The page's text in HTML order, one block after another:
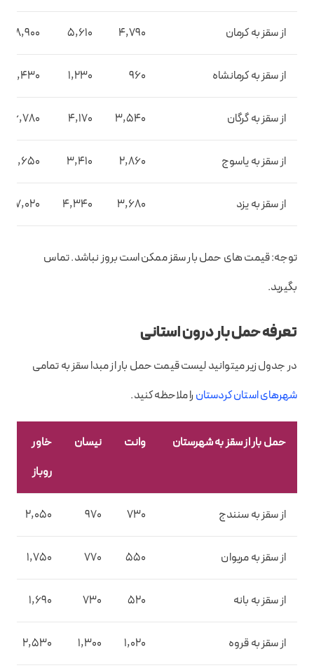
از سقز به کرمان 4,790
5,610
8,900
از سقز به کرمانشاه 960
1,230
2,430
از سقز به گرگان 3,540
4,170
6,780
از سقز به یاسوج 2,860
3,410
5,650
از سقز به یزد 3,680
4,340
7,020
توجه: قیمت های حمل بار سقز ممکن است بروز نباشد. تماس
بگیرید.
تعرفه حمل بار درون استانی
در جدول زیر میتوانید لیست قیمت حمل بار از مبدا سقز به تمامی
شهرهای استان کردستان را ملاحظه کنید.
حمل بار از سقز به شهرستان وانت نیسان
خاور
روباز
از سقز به سنندج 730
970
2,050
از سقز به مریوان 550
770
1,750
از سقز به بانه 520
730
1,690
از سقز به قروه 1,020
1,300
2,530